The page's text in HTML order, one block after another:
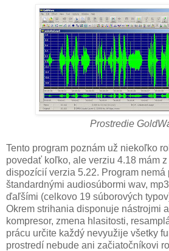
Prostredie
Tento program poznám už niekoľko
povedať koľko, ale verziu 4.18 mám
dispozícií verzia 5.22. Program nemá
štandardnými audiosúbormi wav,
ďaľšími (celkovo 19 súborových
Okrem strihania disponuje nástrojmi
kompresor, zmena hlasitosti,
prácu určite každý nevyužije všetky
prostredí nebude ani začiatočníkovi